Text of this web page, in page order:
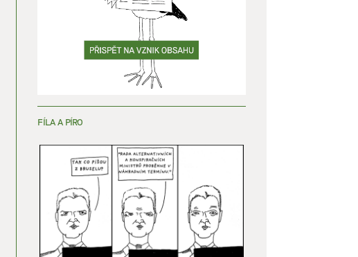
FÍLA A PÍRO